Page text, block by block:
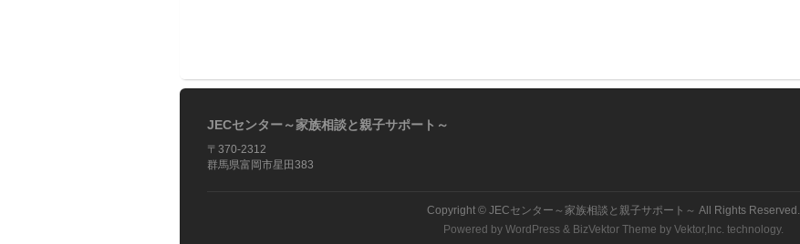
JECセンター～家族相談と親子サポート～
〒370-2312
群馬県富岡市星田383
Copyright © JECセンター～家族相談と親子サポート～ All Rights Reserved.
Powered by WordPress& BizVektor Theme by Vektor,Inc. technology.